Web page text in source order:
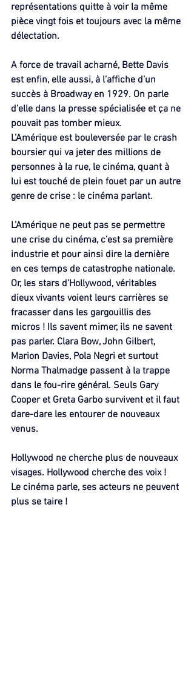
représentations quitte à voir la même
pièce vingt fois et toujours avec la même
délectation.
A force de travail acharné, Bette Davis
est enfin, elle aussi, à l’affiche d’un
succès à Broadway en 1929. On parle
d’elle dans la presse spécialisée et ça ne
pouvait pas tomber mieux.
L’Amérique est bouleversée par le crash
boursier qui va jeter des millions de
personnes à la rue, le cinéma, quant à
lui est touché de plein fouet par un autre
genre de crise : le cinéma parlant.
L’Amérique ne peut pas se permettre
une crise du cinéma, c’est sa première
industrie et pour ainsi dire la dernière
en ces temps de catastrophe nationale.
Or, les stars d’Hollywood, véritables
dieux vivants voient leurs carrières se
fracasser dans les gargouillis des
micros ! Ils savent mimer, ils ne savent
pas parler. Clara Bow, John Gilbert,
Marion Davies, Pola Negri et surtout
Norma Thalmadge passent à la trappe
dans le fou-rire général. Seuls Gary
Cooper et Greta Garbo survivent et il faut
dare-dare les entourer de nouveaux
venus.
Hollywood ne cherche plus de nouveaux
visages. Hollywood cherche des voix !
Le cinéma parle, ses acteurs ne peuvent
plus se taire !